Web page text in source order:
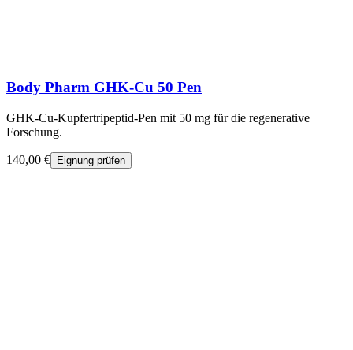
Body Pharm GHK-Cu 50 Pen
GHK-Cu-Kupfertripeptid-Pen mit 50 mg für die regenerative
Forschung.
140,00 € Eignung prüfen